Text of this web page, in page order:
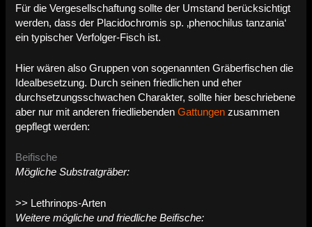
Für die Vergesellschaftung sollte der Umstand berücksichtigt
werden, dass der Placidochromis sp. ‚phenochilus tanzania‘
ein typischer Verfolger-Fisch ist.
Hier wären also Gruppen von sogenannten Gräberfischen die
Idealbesetzung. Durch seinen friedlichen und eher
durchsetzungsschwachen Charakter, sollte hier beschriebene
aber nur mit anderen friedliebendenGattungen zusammen
gepflegt werden:
Beifische
Mögliche Substratgräber:
>> Lethrinops-Arten
Weitere mögliche und friedliche Beifische: